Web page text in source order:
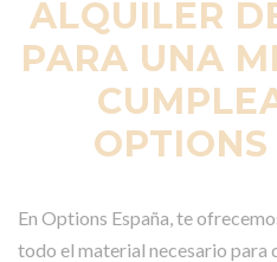
ALQUILER
PARA UNA
En Options España, te
todo el material necesario para